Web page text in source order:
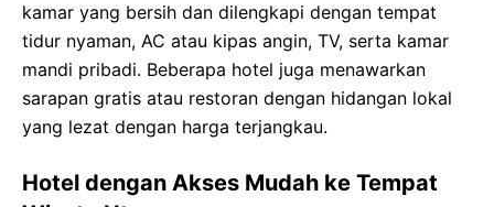
kamar yang bersih dan dilengkapi dengan tempat
tidur nyaman, AC atau kipas angin, TV, serta kamar
mandi pribadi. Beberapa hotel juga menawarkan
sarapan gratis atau restoran dengan hidangan lokal
yang lezat dengan harga terjangkau.
Hotel dengan Akses Mudah ke Tempat